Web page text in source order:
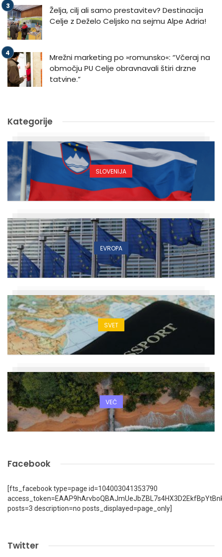
Želja, cilj ali samo prestavitev? Destinacija
Celje z Deželo Celjsko na sejmu Alpe Adria!
Mrežni marketing po »romunsko«: “Včeraj na
območju PU Celje obravnavali štiri drzne
tatvine.”
Kategorije
SLOVENIJA
EVROPA
SVET
VEČ
Facebook
[fts_facebook type=page id=104003041353790
posts=3 description=no posts_displayed=page_only]
Twitter